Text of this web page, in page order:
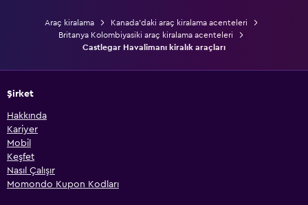
Araç kiralama
Kanada'daki araç kiralama acenteleri
Britanya Kolombiyasiki araç kiralama acenteleri
Castlegar Havalimanı kiralık araçları
Şirket
Hakkında
Kariyer
Mobil
Keşfet
Nasıl Çalışır
Momondo Kupon Kodları